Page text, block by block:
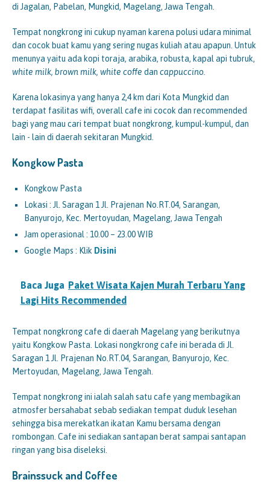
di Jagalan, Pabelan, Mungkid, Magelang, Jawa Tengah.
Tempat nongkrong ini cukup nyaman karena polusi udara minimal
dan cocok buat kamu yang sering nugas kuliah atau apapun. Untuk
menunya yaitu ada kopi toraja, arabika, robusta, kapal api tubruk,
white milk, brown milk, white coffe dan cappuccino.
Karena lokasinya yang hanya 2,4 km dari Kota Mungkid dan
terdapat fasilitas wifi, overall cafe ini cocok dan recommended
bagi yang mau cari tempat buat nongkrong, kumpul-kumpul, dan
lain - lain di daerah sekitaran Mungkid.
Kongkow Pasta
Kongkow Pasta
Lokasi : Jl. Saragan 1 Jl. Prajenan No.RT.04, Sarangan,
Banyurojo, Kec. Mertoyudan, Magelang, Jawa Tengah
Jam operasional : 10.00 – 23.00 WIB
Google Maps : Klik Disini
Baca Juga Paket Wisata Kajen Murah Terbaru Yang
Lagi Hits Recommended
Tempat nongkrong cafe di daerah Magelang yang berikutnya
yaitu Kongkow Pasta. Lokasi nongkrong cafe ini berada di Jl.
Saragan 1 Jl. Prajenan No.RT.04, Sarangan, Banyurojo, Kec.
Mertoyudan, Magelang, Jawa Tengah.
Tempat nongkrong ini ialah salah satu cafe yang membagikan
atmosfer bersahabat sebab sediakan tempat duduk lesehan
sehingga bisa merekatkan ikatan Kamu bersama dengan
rombongan. Cafe ini sediakan santapan berat sampai santapan
ringan yang bisa diseleksi.
Brainssuck and Coffee